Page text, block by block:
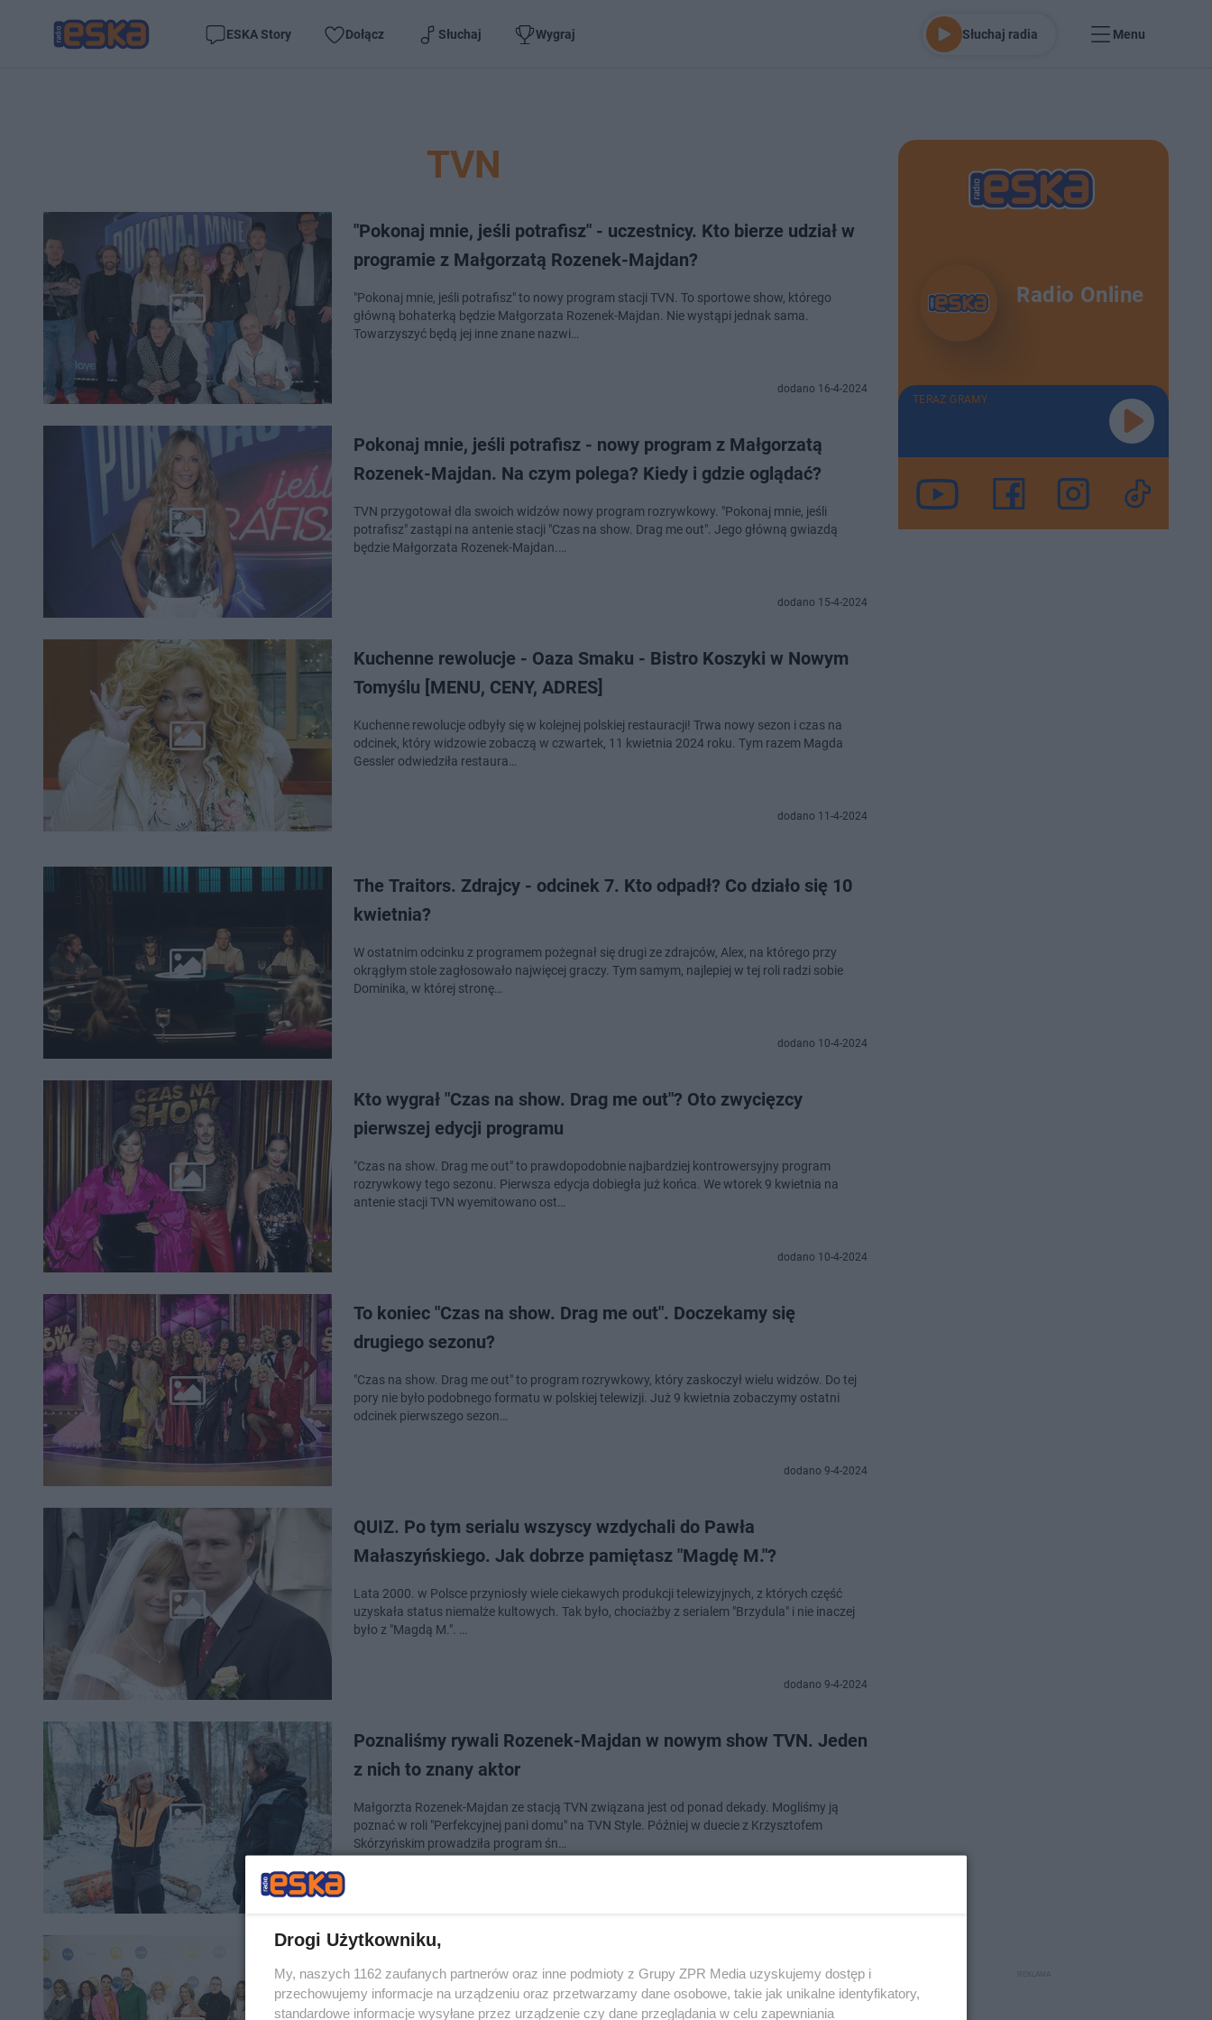
ESKA Story Dołącz Słuchaj Wygraj Słuchaj radia Menu
TVN
"Pokonaj mnie, jeśli potrafisz" - uczestnicy. Kto bierze udział w
programie z Małgorzatą Rozenek-Majdan?
"Pokonaj mnie, jeśli potrafisz" to nowy program stacji TVN. To sportowe show, którego
główną bohaterką będzie Małgorzata Rozenek-Majdan. Nie wystąpi jednak sama.
Towarzyszyć będą jej inne znane nazwi…
dodano 16-4-2024
Pokonaj mnie, jeśli potrafisz - nowy program z Małgorzatą
Rozenek-Majdan. Na czym polega? Kiedy i gdzie oglądać?
TVN przygotował dla swoich widzów nowy program rozrywkowy. "Pokonaj mnie, jeśli
potrafisz" zastąpi na antenie stacji "Czas na show. Drag me out". Jego główną gwiazdą
będzie Małgorzata Rozenek-Majdan.…
dodano 15-4-2024
Kuchenne rewolucje - Oaza Smaku - Bistro Koszyki w Nowym
Tomyślu [MENU, CENY, ADRES]
Kuchenne rewolucje odbyły się w kolejnej polskiej restauracji! Trwa nowy sezon i czas na
odcinek, który widzowie zobaczą w czwartek, 11 kwietnia 2024 roku. Tym razem Magda
Gessler odwiedziła restaura…
dodano 11-4-2024
The Traitors. Zdrajcy - odcinek 7. Kto odpadł? Co działo się 10
kwietnia?
W ostatnim odcinku z programem pożegnał się drugi ze zdrajców, Alex, na którego przy
okrągłym stole zagłosowało najwięcej graczy. Tym samym, najlepiej w tej roli radzi sobie
Dominika, w której stronę…
dodano 10-4-2024
Kto wygrał "Czas na show. Drag me out"? Oto zwycięzcy
pierwszej edycji programu
"Czas na show. Drag me out" to prawdopodobnie najbardziej kontrowersyjny program
rozrywkowy tego sezonu. Pierwsza edycja dobiegła już końca. We wtorek 9 kwietnia na
antenie stacji TVN wyemitowano ost…
dodano 10-4-2024
To koniec "Czas na show. Drag me out". Doczekamy się
drugiego sezonu?
"Czas na show. Drag me out" to program rozrywkowy, który zaskoczył wielu widzów. Do tej
pory nie było podobnego formatu w polskiej telewizji. Już 9 kwietnia zobaczymy ostatni
odcinek pierwszego sezon…
dodano 9-4-2024
QUIZ. Po tym serialu wszyscy wzdychali do Pawła
Małaszyńskiego. Jak dobrze pamiętasz "Magdę M."?
Lata 2000. w Polsce przyniosły wiele ciekawych produkcji telewizyjnych, z których część
uzyskała status niemalże kultowych. Tak było, chociażby z serialem "Brzydula" i nie inaczej
było z "Magdą M.". …
dodano 9-4-2024
Poznaliśmy rywali Rozenek-Majdan w nowym show TVN. Jeden
z nich to znany aktor
Małgorzta Rozenek-Majdan ze stacją TVN związana jest od ponad dekady. Mogliśmy ją
poznać w roli "Perfekcyjnej pani domu" na TVN Style. Później w duecie z Krzysztofem
Skórzyńskim prowadziła program śn…
Kolejna gwiazda "DDTVN" dołączy do porannego programu
TVP? Znacie go także z radia
Radio Online
TERAZ GRAMY
Drogi Użytkowniku,
My, naszych 1162 zaufanych partnerów oraz inne podmioty z Grupy ZPR Media uzyskujemy dostęp i
przechowujemy informacje na urządzeniu oraz przetwarzamy dane osobowe, takie jak unikalne identyfikatory,
standardowe informacje wysyłane przez urządzenie czy dane przeglądania w celu zapewniania